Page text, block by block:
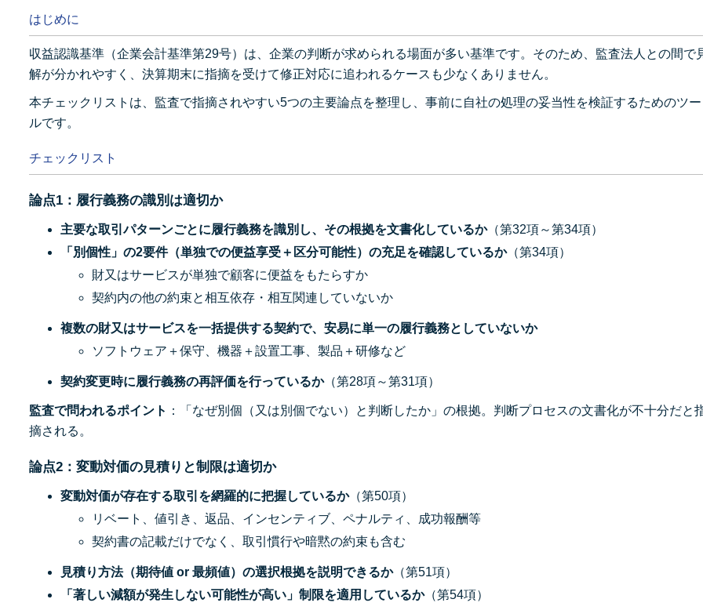
はじめに
収益認識基準（企業会計基準第29号）は、企業の判断が求められる場面が多い基準です。そのため、監査法人との間で
解が分かれやすく、決算期末に指摘を受けて修正対応に追われるケースも少なくありません。
本チェックリストは、監査で指摘されやすい5つの主要論点を整理し、事前に自社の処理の妥当性を検証するためのツー
ルです。
チェックリスト
論点1：履行義務の識別は適切か
主要な取引パターンごとに履行義務を識別し、その根拠を文書化しているか（第32項～第34項）
「別個性」の2要件（単独での便益享受＋区分可能性）の充足を確認しているか（第34項）
財又はサービスが単独で顧客に便益をもたらすか
契約内の他の約束と相互依存・相互関連していないか
複数の財又はサービスを一括提供する契約で、安易に単一の履行義務としていないか
ソフトウェア＋保守、機器＋設置工事、製品＋研修など
契約変更時に履行義務の再評価を行っているか（第28項～第31項）
監査で問われるポイント ：「なぜ別個（又は別個でない）と判断したか」の根拠。判断プロセスの文書化が不十分だと
摘される。
論点2：変動対価の見積りと制限は適切か
変動対価が存在する取引を網羅的に把握しているか（第50項）
リベート、値引き、返品、インセンティブ、ペナルティ、成功報酬等
契約書の記載だけでなく、取引慣行や暗黙の約束も含む
見積り方法（期待値 or 最頻値）の選択根拠を説明できるか（第51項）
「著しい減額が発生しない可能性が高い」制限を適用しているか（第54項）